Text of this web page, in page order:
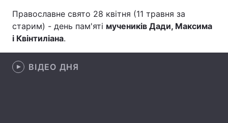
Тема оформлення
Православне свято 28 квітня (11 травня за
старим) - день пам'яті мучеників Дади, Максима
і Квінтиліана.
ВІДЕО ДНЯ